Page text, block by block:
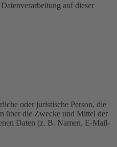
auf dieser
oder juristische Person, die
über die Zwecke und Mittel der
Daten (z. B. Namen, E-Mail-